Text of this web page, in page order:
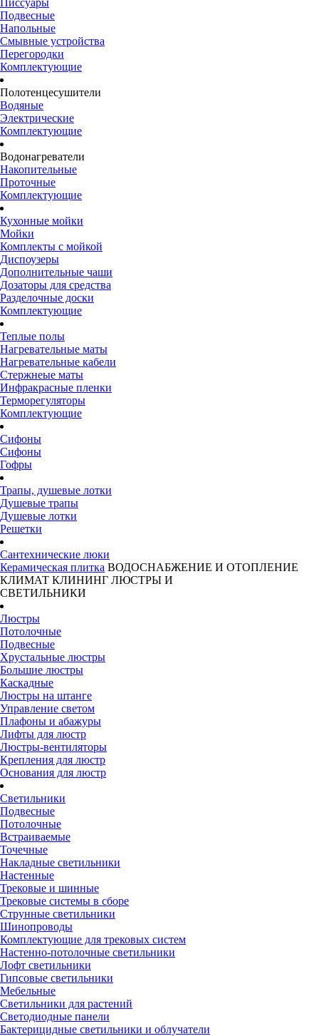
Писсуары
Подвесные
Напольные
Смывные устройства
Перегородки
Комплектующие
Полотенцесушители
Водяные
Электрические
Комплектующие
Водонагреватели
Накопительные
Проточные
Комплектующие
Кухонные мойки
Мойки
Комплекты с мойкой
Диспоузеры
Дополнительные чаши
Дозаторы для средства
Разделочные доски
Комплектующие
Теплые полы
Нагревательные маты
Нагревательные кабели
Стержнеые маты
Инфракрасные пленки
Терморегуляторы
Комплектующие
Сифоны
Сифоны
Гофры
Трапы, душевые лотки
Душевые трапы
Душевые лотки
Решетки
Сантехнические люки
Керамическая плитка ВОДОСНАБЖЕНИЕ И ОТОПЛЕНИЕ
КЛИМАТ КЛИНИНГ ЛЮСТРЫ И
СВЕТИЛЬНИКИ
Люстры
Потолочные
Подвесные
Хрустальные люстры
Большие люстры
Каскадные
Люстры на штанге
Управление светом
Плафоны и абажуры
Лифты для люстр
Люстры-вентиляторы
Крепления для люстр
Основания для люстр
Светильники
Подвесные
Потолочные
Встраиваемые
Точечные
Накладные светильники
Настенные
Трековые и шинные
Трековые системы в сборе
Струнные светильники
Шинопроводы
Комплектующие для трековых систем
Настенно-потолочные светильники
Лофт светильники
Гипсовые светильники
Мебельные
Светильники для растений
Светодиодные панели
Бактерицидные светильники и облучатели